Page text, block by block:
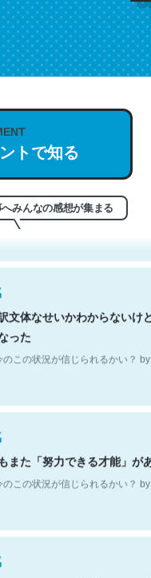
トで知る
みんなの感想が集まる
は名文。彼はとてもクレバ
勧め。自分はこの流れ好
この状況が信じられるかい？ by
文体なせいかわからないけ
った
のこの状況が信じられるかい？ by
また「努力できる才能」が
のこの状況が信じられるかい？ by
クンについて解説していて